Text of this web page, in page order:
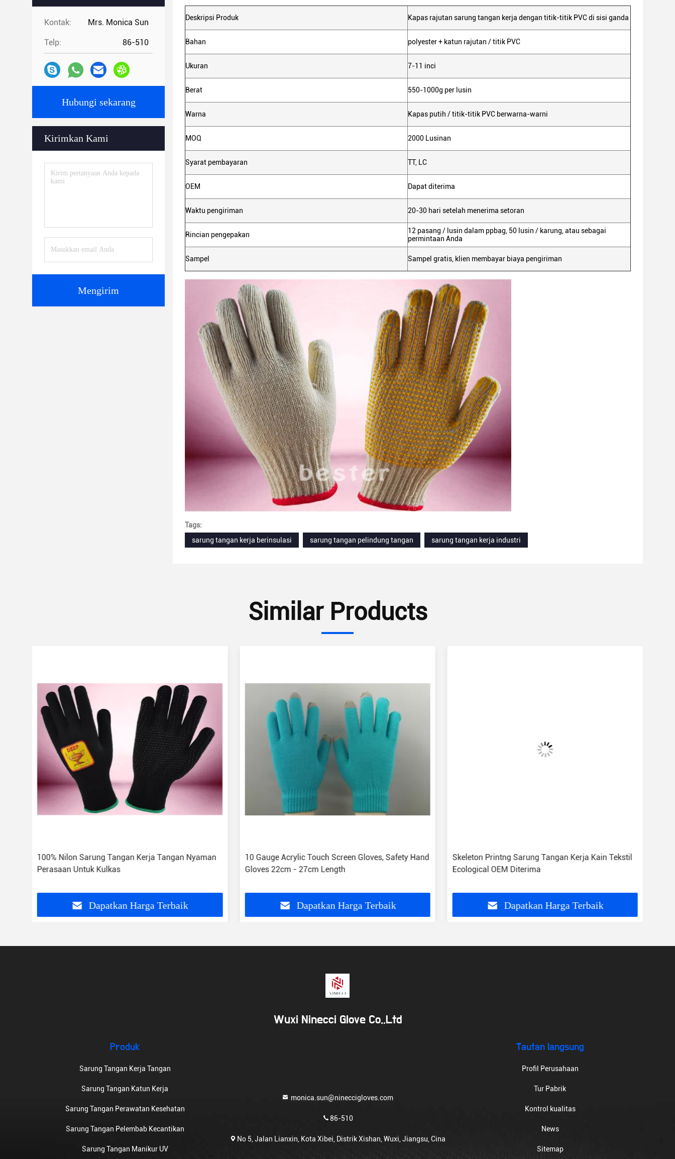
Kontak: Mrs. Monica Sun
Telp: 86-510
Hubungi sekarang
Kirimkan Kami
Mengirim
Deskripsi Produk Kapas rajutan sarung tangan kerja dengan titik-titik PVC di sisi ganda
Bahan polyester + katun rajutan / titik PVC
Ukuran 7-11 inci
Berat 550-1000g per lusin
Warna Kapas putih / titik-titik PVC berwarna-warni
MOQ 2000 Lusinan
Syarat pembayaran TT, LC
OEM Dapat diterima
Waktu pengiriman 20-30 hari setelah menerima setoran
Rincian pengepakan
12 pasang / lusin dalam ppbag, 50 lusin / karung, atau sebagai
permintaan Anda
Sampel Sampel gratis, klien membayar biaya pengiriman
Tags:
sarung tangan kerja berinsulasi
sarung tangan pelindung tangan sarung tangan kerja industri
Similar Products
100% Nilon Sarung Tangan Kerja Tangan Nyaman
Perasaan Untuk Kulkas
Dapatkan Harga Terbaik
10 Gauge Acrylic Touch Screen Gloves, Safety Hand
Gloves 22cm - 27cm Length
Dapatkan Harga Terbaik
Skeleton Printng Sarung Tangan Kerja Kain Tekstil
Ecological OEM Diterima
Dapatkan Harga Terbaik
Wuxi Ninecci Glove Co.,Ltd
Produk
Sarung Tangan Kerja Tangan
Sarung Tangan Katun Kerja
Sarung Tangan Perawatan Kesehatan
Sarung Tangan Pelembab Kecantikan
Sarung Tangan Manikur UV
monica.sun@nineccigloves.com
86-510
No 5, Jalan Lianxin, Kota Xibei, Distrik Xishan, Wuxi, Jiangsu, Cina
Tautan langsung
Profil Perusahaan
Tur Pabrik
Kontrol kualitas
News
Sitemap